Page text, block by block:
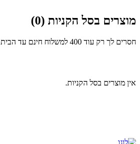
מוצרים בסל הקניות (0)
חסרים לך רק עוד 400 למשלוח חינם עד הבית
אין מוצרים בסל הקניות.